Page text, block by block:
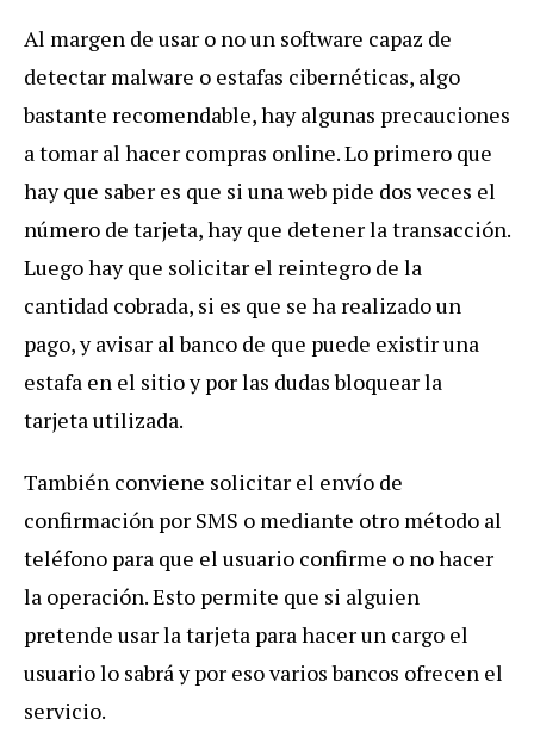
Al margen de usar o no un software capaz de
detectar malware o estafas cibernéticas, algo
bastante recomendable, hay algunas precauciones
a tomar al hacer compras online. Lo primero que
hay que saber es que si una web pide dos veces el
número de tarjeta, hay que detener la transacción.
Luego hay que solicitar el reintegro de la
cantidad cobrada, si es que se ha realizado un
pago, y avisar al banco de que puede existir una
estafa en el sitio y por las dudas bloquear la
tarjeta utilizada.
También conviene solicitar el envío de
confirmación por SMS o mediante otro método al
teléfono para que el usuario confirme o no hacer
la operación. Esto permite que si alguien
pretende usar la tarjeta para hacer un cargo el
usuario lo sabrá y por eso varios bancos ofrecen el
servicio.